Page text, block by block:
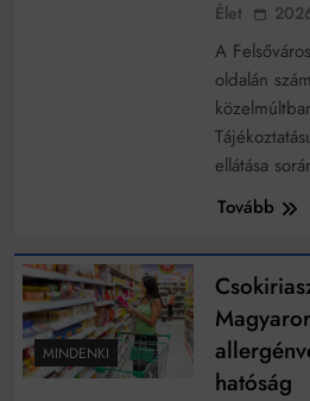
Móricz Zsigmond: falusi író vagy
Mindenki a világot akarja uralni – de
Bitumenes lapostetők: a bevált
működik, ha jól van felújítva
Élet
A
oldalán
ellátása
Tovább
MINDENKI
hatóság